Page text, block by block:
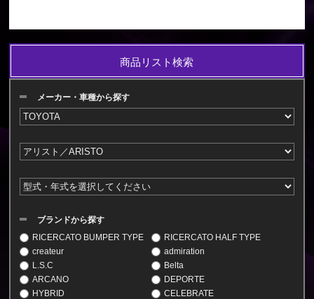
商品リスト検索
メーカー・車種から探す
ブランドから探す
RICERCATO BUMPER TYPE
RICERCATO HALF TYPE
createur
admiration
L.S.C
Belta
ARCANO
DEPORTE
HYBRID
CELEBRATE